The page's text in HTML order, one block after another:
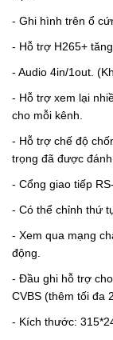
- Ghi hình trên ổ
- Hỗ trợ H265+
- Audio 4in/1out.
- Hỗ trợ xem lại
cho mỗi kênh.
- Hỗ trợ chế độ
trọng đã được
- Cổng giao tiếp
- Có thể chỉnh thứ
- Xem qua mạng
động.
- Đầu ghi hỗ trợ
CVBS (thêm tối đa
- Kích thước: